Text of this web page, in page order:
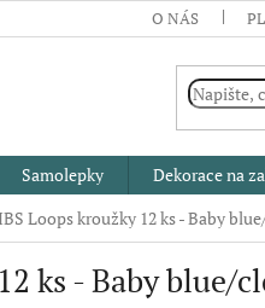
O NÁS
Samolepky Dekorace na
Loops kroužky 12 ks - Baby
ks - Baby blue/